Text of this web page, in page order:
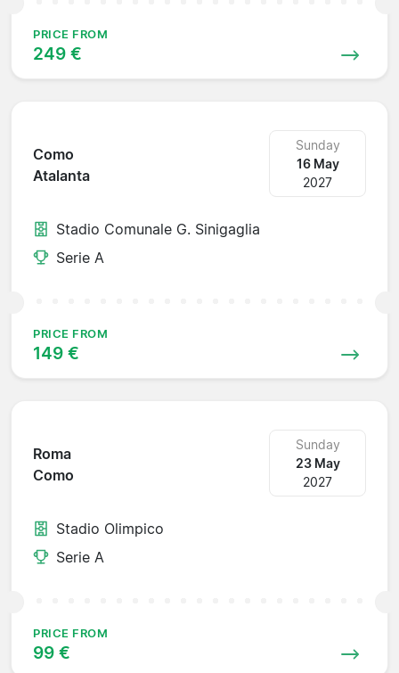
PRICE FROM
249 €
Como
Atalanta
Sunday
16 May
2027
Stadio Comunale G. Sinigaglia
Serie A
PRICE FROM
149 €
Roma
Como
Sunday
23 May
2027
Stadio Olimpico
Serie A
PRICE FROM
99 €